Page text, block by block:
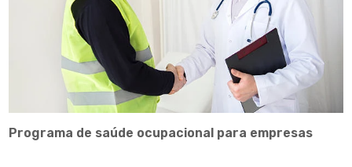
Programa de saúde ocupacional para empresas